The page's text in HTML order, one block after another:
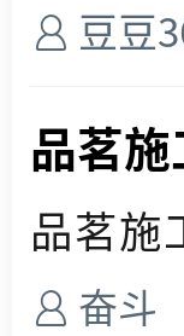
豆豆
品茗
品茗施
奋斗